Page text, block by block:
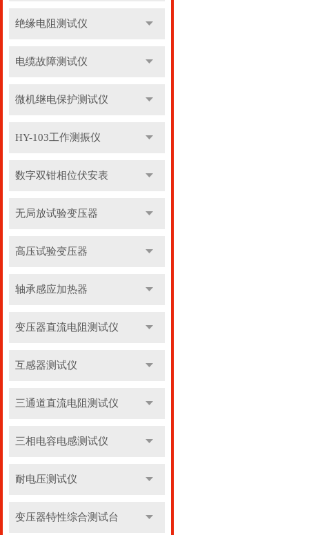
绝缘电阻测试仪
电缆故障测试仪
微机继电保护测试仪
HY-103工作测振仪
数字双钳相位伏安表
无局放试验变压器
高压试验变压器
轴承感应加热器
变压器直流电阻测试仪
互感器测试仪
三通道直流电阻测试仪
三相电容电感测试仪
耐电压测试仪
变压器特性综合测试台